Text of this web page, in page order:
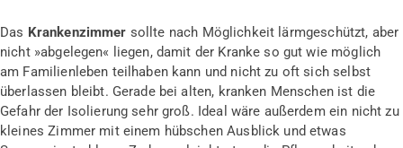
Das Krankenzimmer sollte nach Möglichkeit lärmgeschützt, aber
nicht »abgelegen« liegen, damit der Kranke so gut wie möglich
am Familienleben teilhaben kann und nicht zu oft sich selbst
überlassen bleibt. Gerade bei alten, kranken Menschen ist die
Gefahr der Isolierung sehr groß. Ideal wäre außerdem ein nicht zu
kleines Zimmer mit einem hübschen Ausblick und etwas